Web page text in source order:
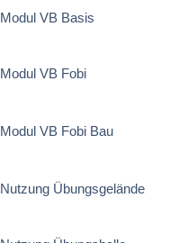
Modul VB Basis
Modul VB Fobi
Modul VB Fobi Bau
Nutzung Übungsgelände